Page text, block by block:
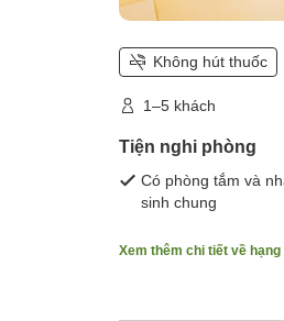
Không hút thuốc
1–5 khách
Tiện nghi phòng
Có phòng tắm và
sinh chung
Xem thêm chi tiết về hạng